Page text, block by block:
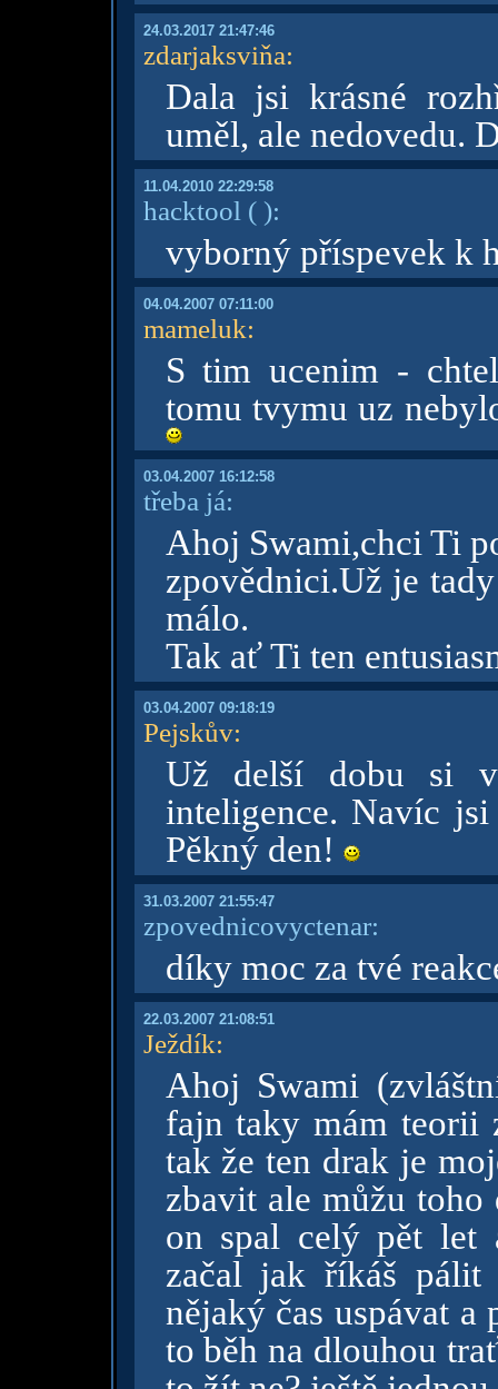
24.03.2017 21:47:46
zdarjaksviňa:
Dala jsi krásné
uměl, ale nedovedu.
11.04.2010 22:29:58
hacktool ( ):
vyborný příspevek k
04.04.2007 07:11:00
mameluk:
S tim ucenim -
tomu tvymu uz
03.04.2007 16:12:58
třeba já:
Ahoj Swami,chci Ti
zpovědnici.Už je
málo.
Tak ať Ti ten
03.04.2007 09:18:19
Pejskův:
Už delší dobu si
inteligence. Navíc
Pěkný den!
31.03.2007 21:55:47
zpovednicovyctenar:
díky moc za tvé
22.03.2007 21:08:51
Ježdík:
Ahoj Swami
fajn taky mám teorii
tak že ten drak je
zbavit ale můžu toho
on spal celý pět let
začal jak říkáš
nějaký čas uspávat a
to běh na dlouhou